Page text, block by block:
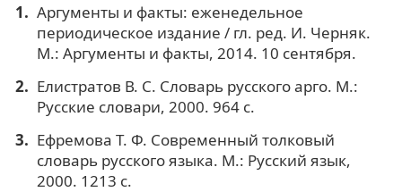
Аргументы и факты: еженедельное
периодическое издание / гл. ред. И. Черняк.
М.: Аргументы и факты, 2014. 10 сентября.
Елистратов В. С. Словарь русского арго. М.:
Русские словари, 2000. 964 с.
Ефремова Т. Ф. Современный толковый
словарь русского языка. М.: Русский язык,
2000. 1213 с.